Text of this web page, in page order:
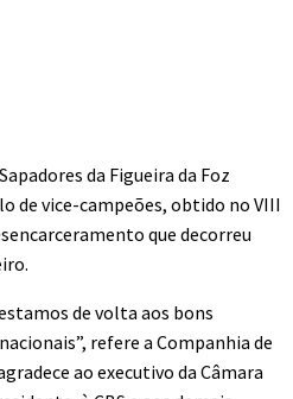
da Figueira da Foz
de vice-campeões, obtido no VIII
que decorreu
de volta aos bons
refere a Companhia de
ao executivo da Câmara